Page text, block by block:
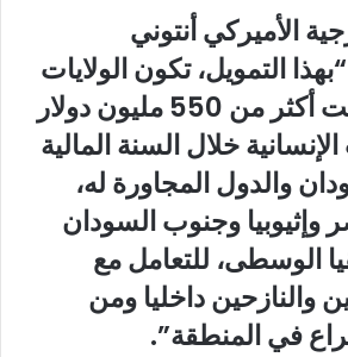
الأميركي أنتوني
التمويل، تكون الولايات
المتحدة قد قدمت أكثر من 550 مليون دولار
خلال السنة المالية
والدول المجاورة له،
وإثيوبيا وجنوب السودان
الوسطى، للتعامل مع
والنازحين داخليا ومن
في المنطقة”.